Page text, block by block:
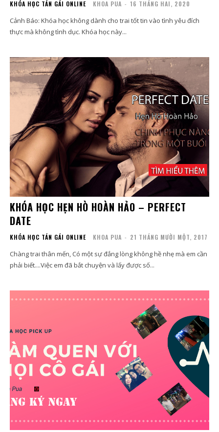
KHÓA HỌC TÁN GÁI ONLINE KHOA PUA - 16 THÁNG HAI, 2020
Cảnh Báo: Khóa học không dành cho trai tốt tin vào tình yêu đích
thực mà không tình dục. Khóa học này...
KHÓA HỌC HẸN HÒ HOÀN HẢO – PERFECT
DATE
KHÓA HỌC TÁN GÁI ONLINE KHOA PUA - 21 THÁNG MƯỜI MỘT, 2017
Chàng trai thân mến, Có một sự đắng lòng không hề nhẹ mà em cần
phải biết....Việc em đã bắt chuyện và lấy được số...